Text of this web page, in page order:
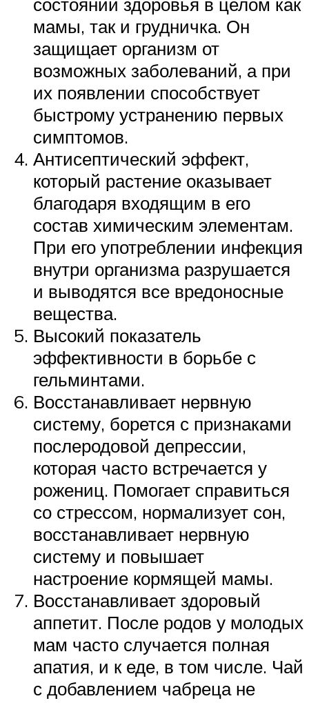
мамы, так и грудничка. Он
защищает организм от
возможных заболеваний, а при
их появлении способствует
быстрому устранению первых
симптомов.
Антисептический эффект,
который растение оказывает
благодаря входящим в его
состав химическим элементам.
При его употреблении инфекция
внутри организма разрушается
и выводятся все вредоносные
вещества.
Высокий показатель
эффективности в борьбе с
гельминтами.
Восстанавливает нервную
систему, борется с признаками
послеродовой депрессии,
которая часто встречается у
рожениц. Помогает справиться
со стрессом, нормализует сон,
восстанавливает нервную
систему и повышает
настроение кормящей мамы.
Восстанавливает здоровый
аппетит. После родов у молодых
мам часто случается полная
апатия, и к еде, в том числе. Чай
с добавлением чабреца не